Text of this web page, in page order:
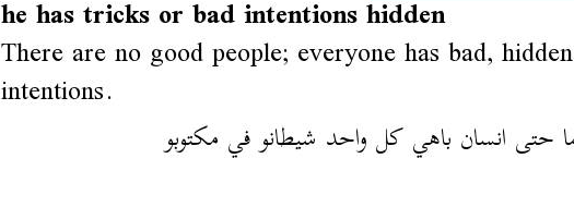
he has tricks or bad intentions hidden
There are no good people; everyone has bad, hidden
intentions.
حتى انسان باهي كل واحد شيطانو في مكتوبو